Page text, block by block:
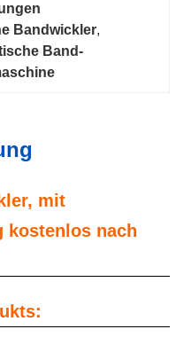
Bandwickler,
Band-
mit
kostenlos nach